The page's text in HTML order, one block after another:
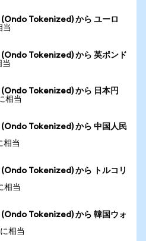
Tokenized) から ユーロ
当
Tokenized) から 英ポンド
当
Tokenized) から 日本円
相当
Tokenized) から 中国人民
相当
Tokenized) から トルコリ
相当
Tokenized) から 韓国ウォ
相当